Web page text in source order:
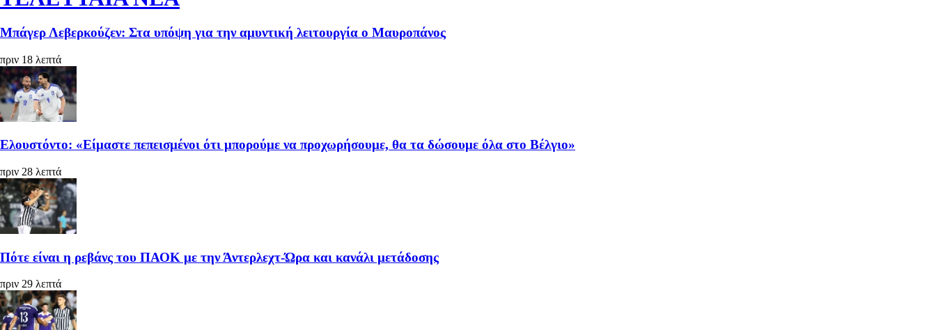
Μπάγερ Λεβερκούζεν: Στα υπόψη για την αμυντική λειτουργία ο Μαυροπάνος
πριν 18 λεπτά
Ελουστόντο: «Είμαστε πεπεισμένοι ότι μπορούμε να προχωρήσουμε, θα τα δώσουμε όλα στο Βέλγιο»
πριν 28 λεπτά
Πότε είναι η ρεβάνς του ΠΑΟΚ με την Άντερλεχτ-Ώρα και κανάλι μετάδοσης
πριν 29 λεπτά